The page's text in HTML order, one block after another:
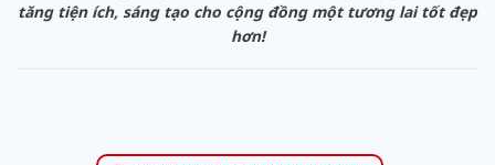
tăng tiện ích, sáng tạo cho cộng đồng một tương lai tốt đẹp
hơn!